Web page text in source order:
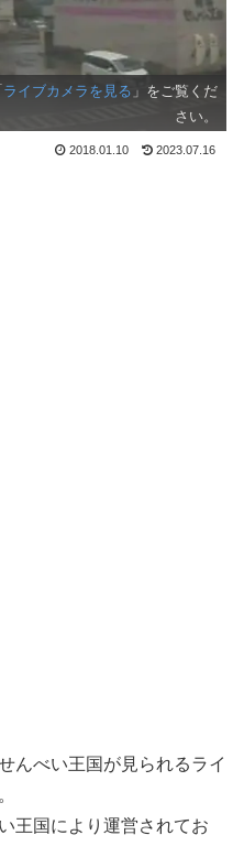
ライブカメラを見る 」をご覧くだ
さい。
2018.01.10 2023.07.16
んべい王国が見られるライ
王国により運営されてお